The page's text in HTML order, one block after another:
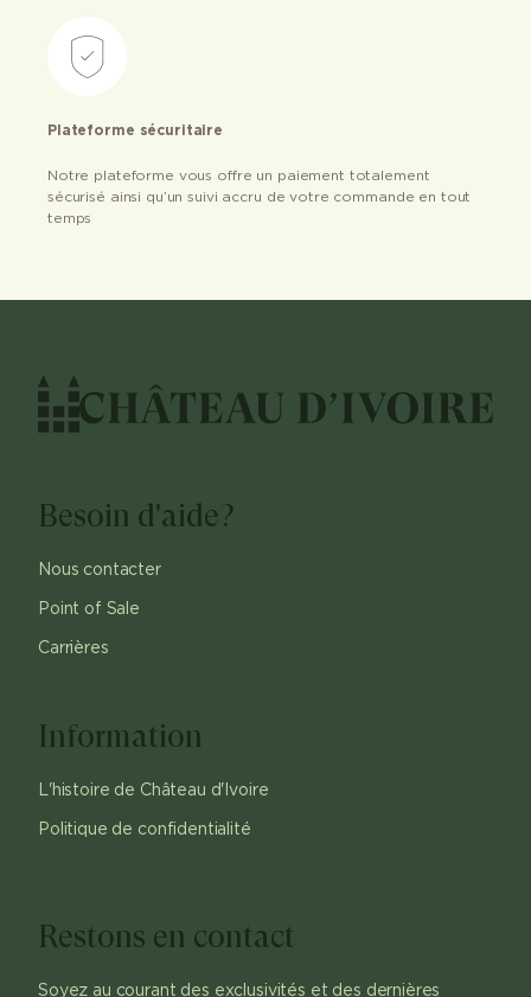
Plateforme sécuritaire
Notre plateforme vous offre un paiement totalement
sécurisé ainsi qu’un suivi accru de votre commande en tout
temps
Besoin d'aide?
Nous contacter
Point of Sale
Carrières
Information
L'histoire de Château d'Ivoire
Politique de confidentialité
Restons en contact
Soyez au courant des exclusivités et des dernières